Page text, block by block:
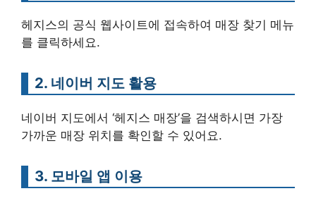
헤지스의 공식 웹사이트에 접속하여 매장 찾기 메뉴
를 클릭하세요.
2. 네이버 지도 활용
네이버 지도에서 ‘헤지스 매장’을 검색하시면 가장
가까운 매장 위치를 확인할 수 있어요.
3. 모바일 앱 이용